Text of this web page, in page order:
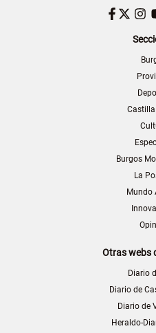
Castilla
Burgos
La
Mundo
Otras webs
Diario
Diario de
Diario de
Heraldo-